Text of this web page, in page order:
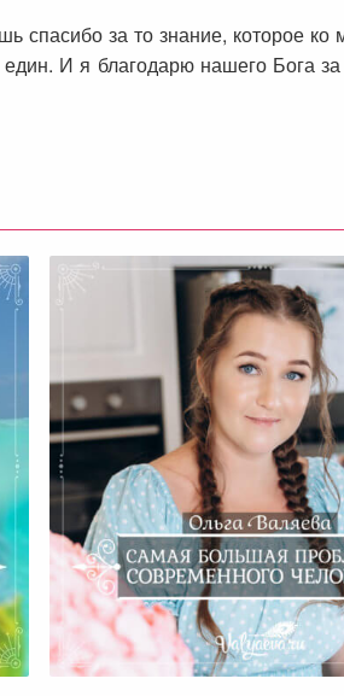
спасибо за то знание, которое
И я благодарю нашего Бога за
Самая Большая
Современного